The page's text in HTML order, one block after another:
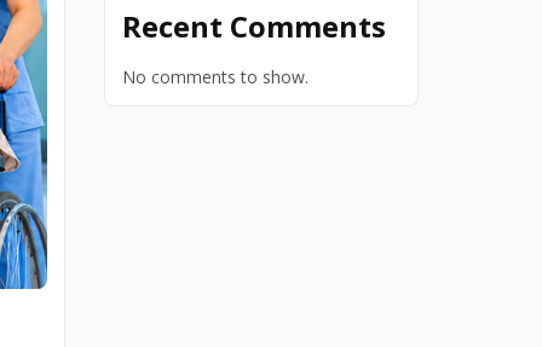
Recent Comments
No comments to show.